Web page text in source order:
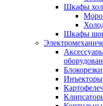
Шкафы
Шкафы
Блокорезки
Инъекторы